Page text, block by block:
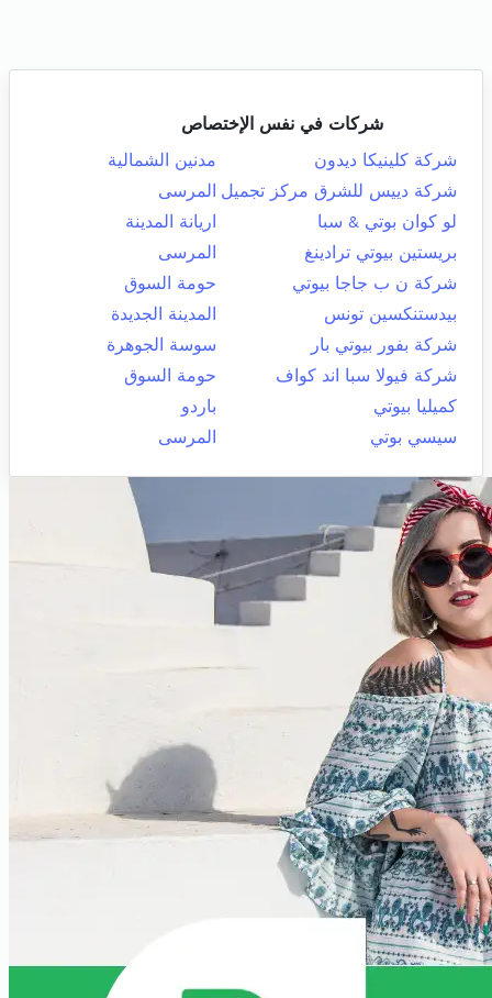
شركات في نفس الإختصاص
شركة كلينيكا ديدون
مدنين الشمالية
شركة دييس للشرق مركز تجميل المرسى
لو كوان بوتي & سبا
اريانة المدينة
بريستين بيوتي ترادينغ
المرسى
شركة ن ب جاجا بيوتي
حومة السوق
بيدستنكسين تونس
المدينة الجديدة
شركة بفور بيوتي بار
سوسة الجوهرة
شركة فيولا سبا اند كواف
حومة السوق
كميليا بيوتي
باردو
سيسي بوتي
المرسى